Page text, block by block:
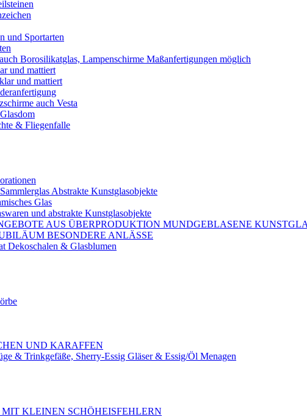
und Sportarten
Borosilikatglas, Lampenschirme Maßanfertigungen möglich
und mattiert
und mattiert
auch Vesta
& Fliegenfalle
Abstrakte Kunstglasobjekte
Glas
und abstrakte Kunstglasobjekte
AUS ÜBERPRODUKTION MUNDGEBLASENE
BESONDERE ANLÄSSE
Dekoschalen & Glasblumen
UND KARAFFEN
& Trinkgefäße, Sherry-Essig Gläser & Essig/Öl Menagen
KLEINEN SCHÖHEISFEHLERN